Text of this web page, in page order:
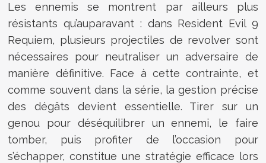
Les ennemis se montrent par ailleurs plus
résistants qu’auparavant : dans Resident Evil 9
Requiem, plusieurs projectiles de revolver sont
nécessaires pour neutraliser un adversaire de
manière définitive. Face à cette contrainte, et
comme souvent dans la série, la gestion précise
des dégâts devient essentielle. Tirer sur un
genou pour déséquilibrer un ennemi, le faire
tomber, puis profiter de l’occasion pour
s’échapper, constitue une stratégie efficace lors